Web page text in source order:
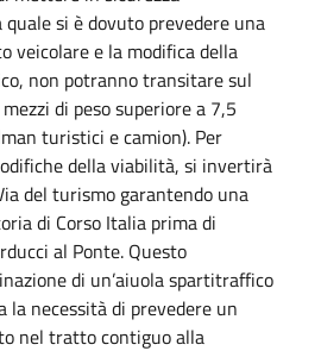
si è dovuto prevedere una
veicolare e la modifica della
non potranno transitare sul
di peso superiore a 7,5
turistici e camion). Per
della viabilità, si invertirà
del turismo garantendo una
di Corso Italia prima di
al Ponte. Questo
di un’aiuola spartitraffico
la necessità di prevedere un
nel tratto contiguo alla